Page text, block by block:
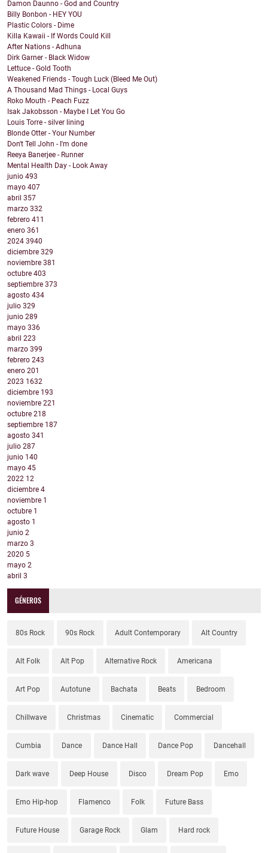
Damon Daunno - God and Country
Billy Bonbon - HEY YOU
Plastic Colors - Dime
Killa Kawaii - If Words Could Kill
After Nations - Adhuna
Dirk Garner - Black Widow
Lettuce - Gold Tooth
Weakened Friends - Tough Luck (Bleed Me Out)
A Thousand Mad Things - Local Guys
Roko Mouth - Peach Fuzz
Isak Jakobsson - Maybe I Let You Go
Louis Torre - silver lining
Blonde Otter - Your Number
Don't Tell John - I'm done
Reeya Banerjee - Runner
Mental Health Day - Look Away
junio 493
mayo 407
abril 357
marzo 332
febrero 411
enero 361
2024 3940
diciembre 329
noviembre 381
octubre 403
septiembre 373
agosto 434
julio 329
junio 289
mayo 336
abril 223
marzo 399
febrero 243
enero 201
2023 1632
diciembre 193
noviembre 221
octubre 218
septiembre 187
agosto 341
julio 287
junio 140
mayo 45
2022 12
diciembre 4
noviembre 1
octubre 1
agosto 1
junio 2
marzo 3
2020 5
mayo 2
abril 3
GÉNEROS
80s Rock 90s Rock Adult Contemporary Alt Country
Alt Folk Alt Pop Alternative Rock Americana
Art Pop Autotune Bachata Beats Bedroom
Chillwave Christmas Cinematic Commercial
Cumbia Dance Dance Hall Dance Pop Dancehall
Dark wave Deep House Disco Dream Pop Emo
Emo Hip-hop Flamenco Folk Future Bass
Future House Garage Rock Glam Hard rock